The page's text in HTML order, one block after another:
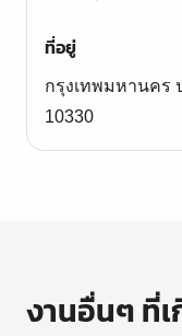
ที่อยู่
กรุงเทพมหานคร
10330
งานอื่นๆ ที่